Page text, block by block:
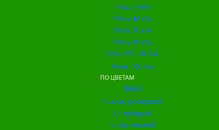
Поштучно
Розы 40 см.
Розы 50 см.
Розы 60 см.
Розы 70 - 80 см.
Розы 100 см.
ПО ЦВЕТАМ
Back
С альстромерией
С герберой
С гортензией